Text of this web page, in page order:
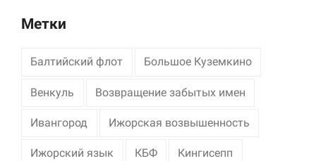
Метки
Балтийский флот Большое Куземкино
Венкуль Возвращение забытых имен
Ивангород Ижорская возвышенность
Ижорский язык КБФ Кингисепп